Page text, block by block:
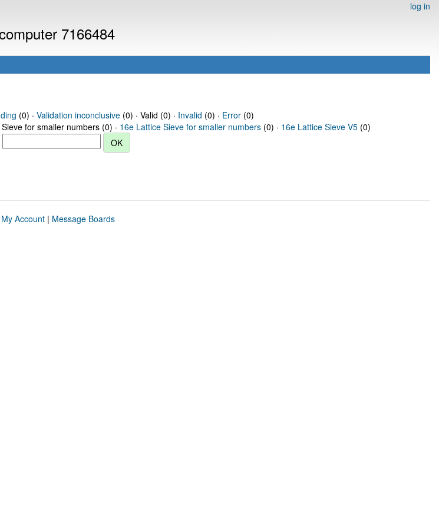
log in
7166484
(0) · Validation inconclusive(0) · Valid (0) · Invalid (0) · Error(0)
for smaller numbers (0) · 16e Lattice Sieve for smaller numbers (0) · 16e Lattice Sieve V5 (0)
My Account| Message Boards